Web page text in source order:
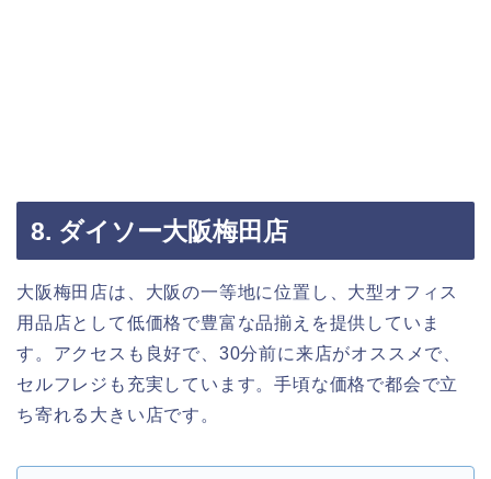
8. ダイソー大阪梅田店
大阪梅田店は、大阪の一等地に位置し、大型オフィス
用品店として低価格で豊富な品揃えを提供していま
す。アクセスも良好で、30分前に来店がオススメで、
セルフレジも充実しています。手頃な価格で都会で立
ち寄れる大きい店です。